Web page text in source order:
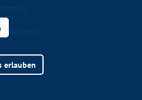
erlauben